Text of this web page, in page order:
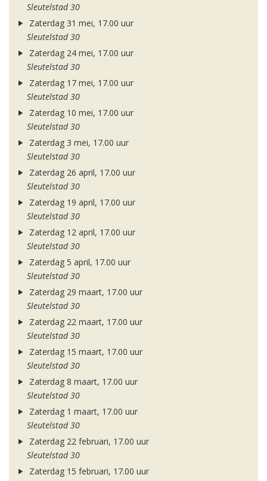
Sleutelstad 30
Zaterdag 31 mei, 17.00 uur
Sleutelstad 30
Zaterdag 24 mei, 17.00 uur
Sleutelstad 30
Zaterdag 17 mei, 17.00 uur
Sleutelstad 30
Zaterdag 10 mei, 17.00 uur
Sleutelstad 30
Zaterdag 3 mei, 17.00 uur
Sleutelstad 30
Zaterdag 26 april, 17.00 uur
Sleutelstad 30
Zaterdag 19 april, 17.00 uur
Sleutelstad 30
Zaterdag 12 april, 17.00 uur
Sleutelstad 30
Zaterdag 5 april, 17.00 uur
Sleutelstad 30
Zaterdag 29 maart, 17.00 uur
Sleutelstad 30
Zaterdag 22 maart, 17.00 uur
Sleutelstad 30
Zaterdag 15 maart, 17.00 uur
Sleutelstad 30
Zaterdag 8 maart, 17.00 uur
Sleutelstad 30
Zaterdag 1 maart, 17.00 uur
Sleutelstad 30
Zaterdag 22 februari, 17.00 uur
Sleutelstad 30
Zaterdag 15 februari, 17.00 uur